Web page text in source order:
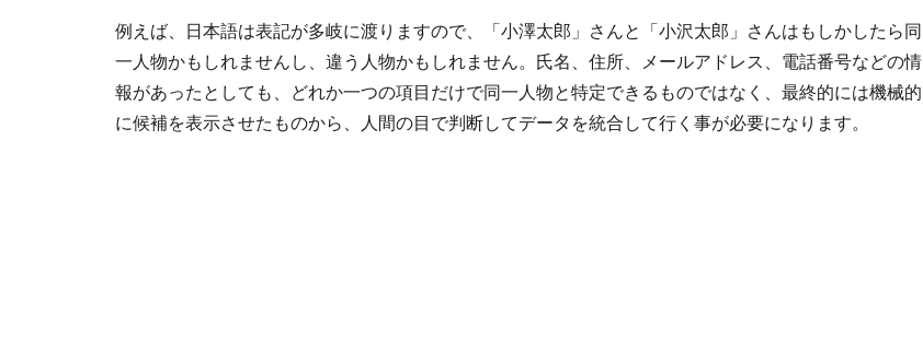
例えば、日本語は表記が多岐に渡りますので、「小澤太郎」さんと「小沢太郎」さんはもしかしたら同
一人物かもしれませんし、違う人物かもしれません。氏名、住所、メールアドレス、電話番号などの情
報があったとしても、どれか一つの項目だけで同一人物と特定できるものではなく、最終的には機械的
に候補を表示させたものから、人間の目で判断してデータを統合して行く事が必要になります。